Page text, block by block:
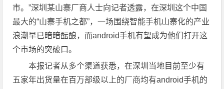
市。”深圳某山寨厂商人士向记者透露，在深圳这个中国
最大的“山寨手机之都”，一场围绕智能手机山寨化的产业
浪潮早已暗暗酝酿，而android手机有望成为他们打开这
个市场的突破口。
本报记者从多个渠道获悉，在深圳当地目前至少有
五家年出货量在百万部级以上的厂商均有android手机的